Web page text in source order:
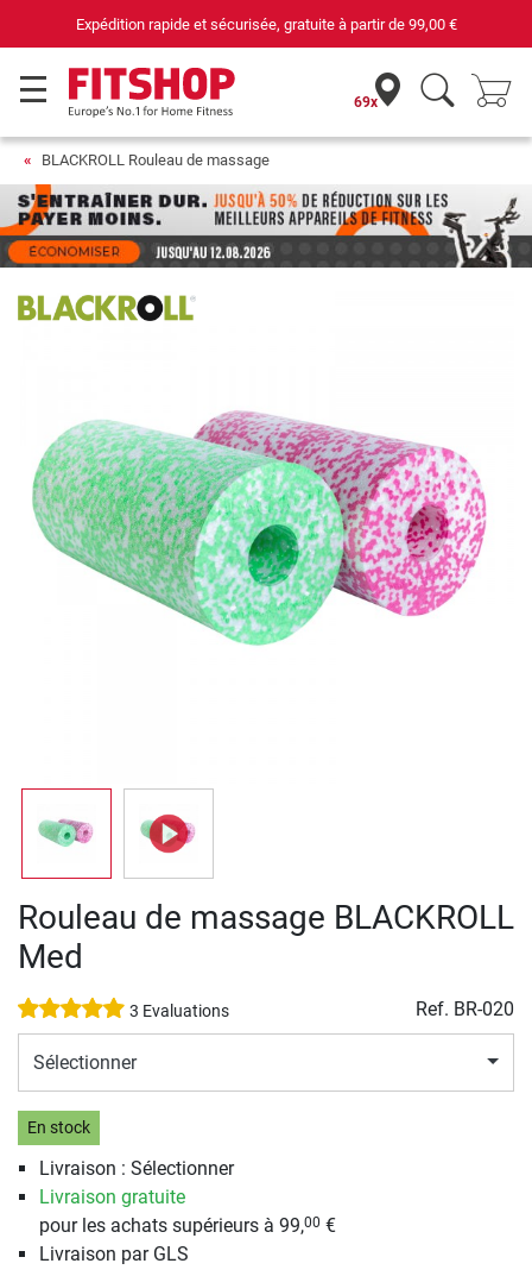
à partir de99,00 € 69 magasins avec
69x
BLACKROLL Rouleau de massage
Rouleau de massage BLACKROLL
Med
3 Evaluations Ref. BR-020
Sélectionner
En stock
Livraison : Sélectionner
Livraison gratuite
pour les achats supérieurs à 99,00 €
Livraison par GLS